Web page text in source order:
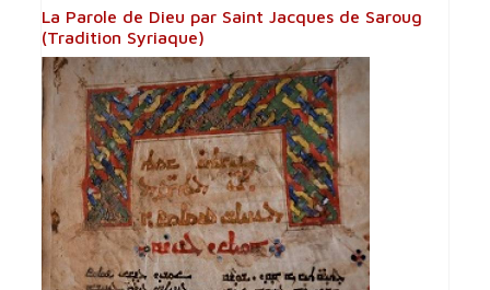
La Parole de Dieu par Saint Jacques de Saroug
(Tradition Syriaque)